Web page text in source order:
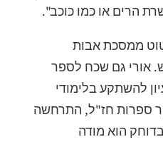
הרים או כמו כוכב".
ממסכת אבות
אורי גם שכח לספר
להשתקע בלימודי
ספרות חז"ל, התרחשה
הוא מודה